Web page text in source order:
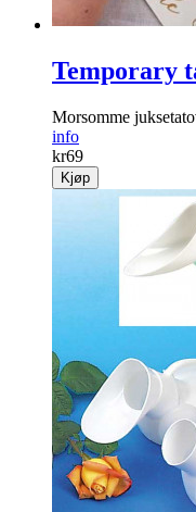
Temporary
Morsomme
info
kr69
Kjøp